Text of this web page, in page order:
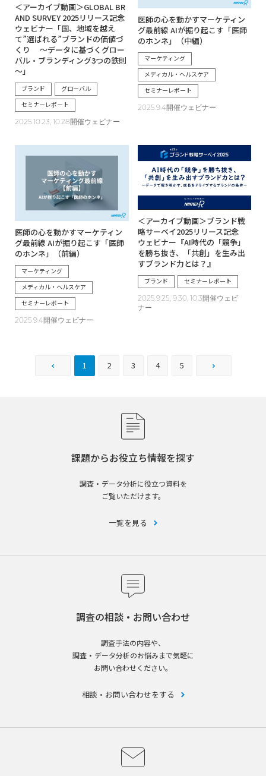
＜アーカイブ動画＞GLOBAL BR
AND SURVEY 2025リリース記念
ウェビナー「国、地域を越え
て”選ばれる”ブランドの価値づ
くり ～データに基づくグロー
バル・ブランディング3つの鉄則
～」
ブランド
グローバル
セミナーレポート
2025.10.23, 10.28開催ウェビナー
医師の心を動かすマーケティン
グ最前線 AIが掘り起こす「医師
のホンネ」（中編）
マーケティング
メディカル・ヘルスケア
セミナーレポート
2025.9.4開催ウェビナー
医師の心を動かすマーケティン
グ最前線 AIが掘り起こす「医師
のホンネ」（前編）
マーケティング
メディカル・ヘルスケア
セミナーレポート
2025.9.4開催ウェビナー
＜アーカイブ動画＞ブランド戦
略サーベイ2025リリース記念
ウェビナー『AI時代の「競争」
を勝ち抜き、「共創」を生み出
すブランド力とは？』
ブランド セミナーレポート
2025.9.25, 9.30, 10.3開催ウェビ
ナー
前へ 1 2 3 4 5 次へ
課題からお役立ち情報を探す
調査・データ分析に役立つ資料を
ご覧いただけます。
一覧を見る
調査の相談・お問い合わせ
調査手法の内容や、
調査・データ分析のお悩みまで気軽に
お問い合わせください。
相談・お問い合わせをする